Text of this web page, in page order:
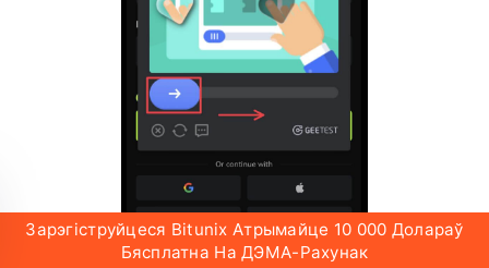
Зарэгіструйцеся Bitunix Атрымайце 10 000 Долараў
Бясплатна На ДЭМА-Рахунак